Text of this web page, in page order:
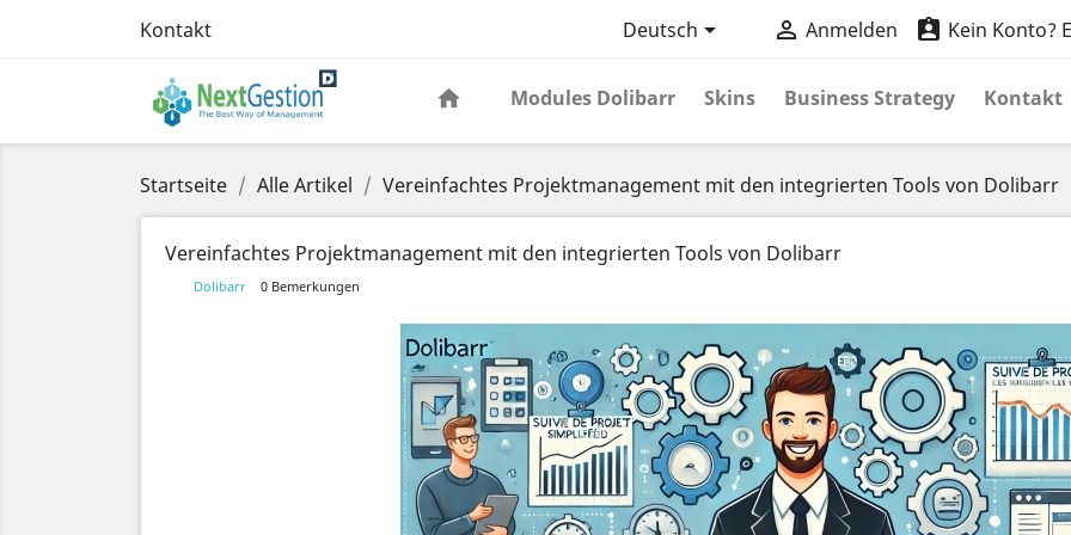
Kontakt Deutsch  Anmelden  Kein Konto?
Modules Dolibarr Skins Business Strategy Kontakt
Startseite Alle Artikel Vereinfachtes Projektmanagement mit den integrierten Tools von Dolibarr
Vereinfachtes Projektmanagement mit den integrierten Tools von Dolibarr
Dolibarr 0 Bemerkungen